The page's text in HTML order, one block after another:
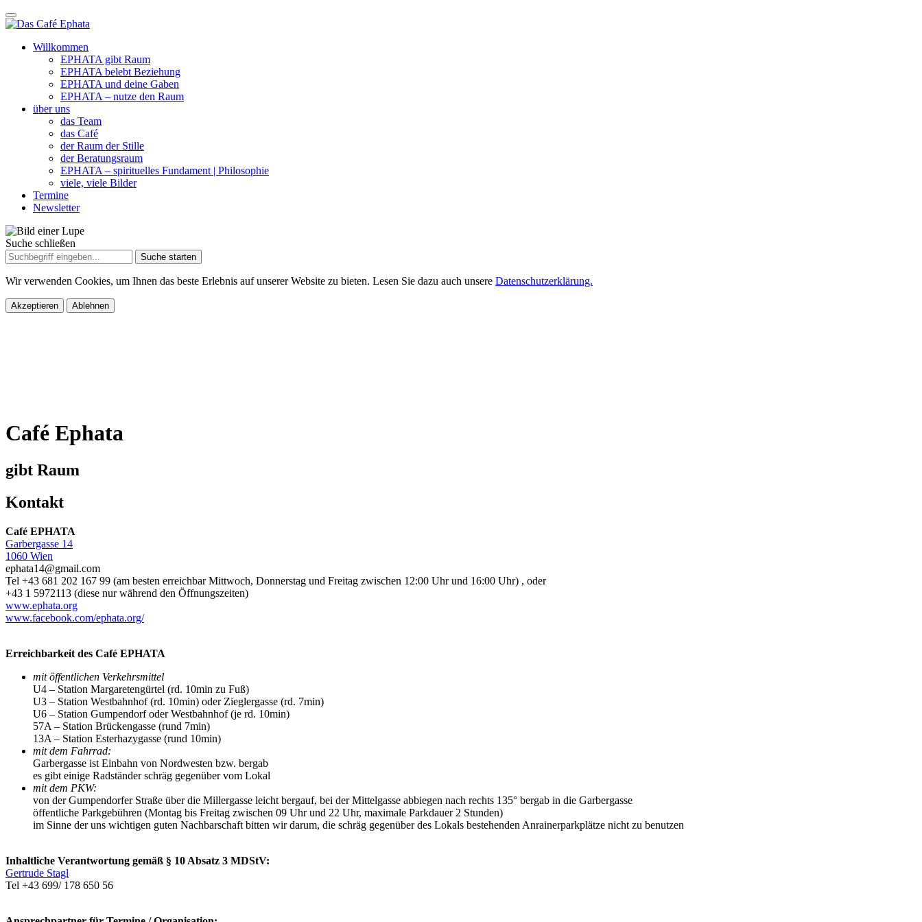
Willkommen
EPHATA gibt Raum
EPHATA belebt Beziehung
EPHATA und deine Gaben
EPHATA – nutze den Raum
über uns
das Team
das Café
der Raum der Stille
der Beratungsraum
EPHATA – spirituelles Fundament | Philosophie
viele, viele Bilder
Termine
Newsletter
Suche schließen
Suche
nach:
Wir verwenden Cookies, um Ihnen das beste Erlebnis auf unserer Website zu bieten. Lesen Sie dazu auch unsere Datenschutzerklärung.
Akzeptieren Ablehnen
Café Ephata
gibt Raum
Kontakt
Café EPHATA
Garbergasse 14
1060 Wien
ephata14@gmail.com
Tel +43 681 202 167 99 (am besten erreichbar Mittwoch, Donnerstag und Freitag zwischen 12:00 Uhr und 16:00 Uhr) , oder
+43 1 5972113 (diese nur während den Öffnungszeiten)
www.ephata.org
www.facebook.com/ephata.org/
Erreichbarkeit des Café EPHATA
mit öffentlichen Verkehrsmittel
U4 – Station Margaretengürtel (rd. 10min zu Fuß)
U3 – Station Westbahnhof (rd. 10min) oder Zieglergasse (rd. 7min)
U6 – Station Gumpendorf oder Westbahnhof (je rd. 10min)
57A – Station Brückengasse (rund 7min)
13A – Station Esterhazygasse (rund 10min)
mit dem Fahrrad:
Garbergasse ist Einbahn von Nordwesten bzw. bergab
es gibt einige Radständer schräg gegenüber vom Lokal
mit dem PKW:
von der Gumpendorfer Straße über die Millergasse leicht bergauf, bei der Mittelgasse abbiegen nach rechts 135° bergab in die Garbergasse
öffentliche Parkgebühren (Montag bis Freitag zwischen 09 Uhr und 22 Uhr, maximale Parkdauer 2 Stunden)
im Sinne der uns wichtigen guten Nachbarschaft bitten wir darum, die schräg gegenüber des Lokals bestehenden Anrainerparkplätze nicht zu benutzen
Inhaltliche Verantwortung gemäß § 10 Absatz 3 MDStV:
Gertrude Stagl
Tel +43 699/ 178 650 56